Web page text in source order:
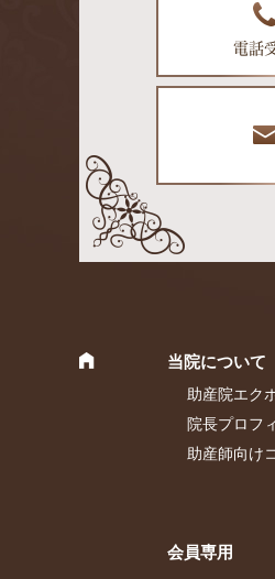
電話
当院について
助産院エク
院長プロフ
助産師向け
会員専用